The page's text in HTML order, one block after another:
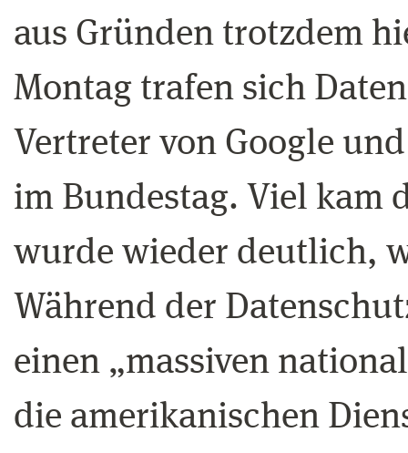
aus Gründen trotzdem
Montag trafen sich
Vertreter von Google
im Bundestag. Viel kam
wurde wieder deutlich,
Während der
einen „massiven
die amerikanischen